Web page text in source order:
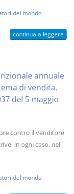
del mondo
continua a leggere
annuale
di vendita.
del 5 maggio
contro il venditore
in ogni caso, nel
del mondo